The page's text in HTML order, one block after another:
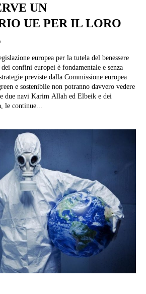
UN
UE PER IL LORO
europea per la tutela del benessere
confini europei è fondamentale e senza
previste dalla Commissione europea
e sostenibile non potranno davvero vedere
due navi Karim Allah ed Elbeik e dei
le continue...